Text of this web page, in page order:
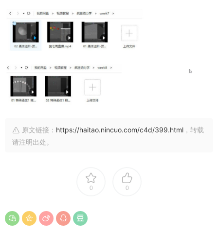
原文链接： https://haitao.nincuo.com/c4d/399.html ，转载
请注明出处。
0 0